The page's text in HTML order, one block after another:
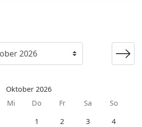
Oktober 2026
Mi Do Fr Sa
So
1 2 3
4